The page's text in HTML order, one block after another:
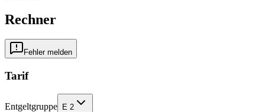
Rechner
Fehler melden
Tarif
Entgeltgruppe E 2